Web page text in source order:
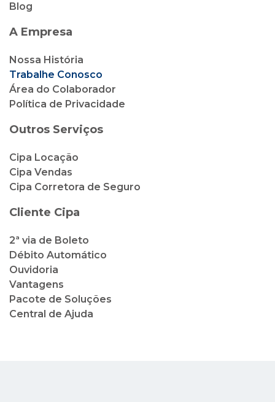
Blog
A Empresa
Nossa História
Trabalhe Conosco
Área do Colaborador
Política de Privacidade
Outros Serviços
Cipa Locação
Cipa Vendas
Cipa Corretora de Seguro
Cliente Cipa
2ª via de Boleto
Débito Automático
Ouvidoria
Vantagens
Pacote de Soluções
Central de Ajuda